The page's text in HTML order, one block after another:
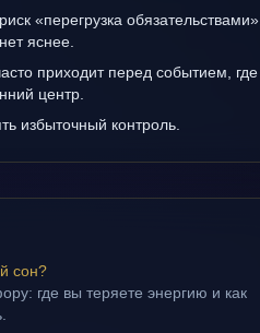
«перегрузка обязательствами»,
яснее.
приходит перед событием, где
центр.
избыточный контроль.
сон?
где вы теряете энергию и как